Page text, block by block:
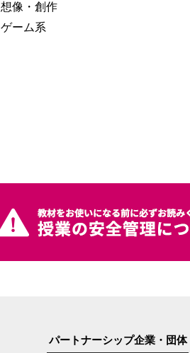
想像・創作
ゲーム系
パートナーシップ企業・団体